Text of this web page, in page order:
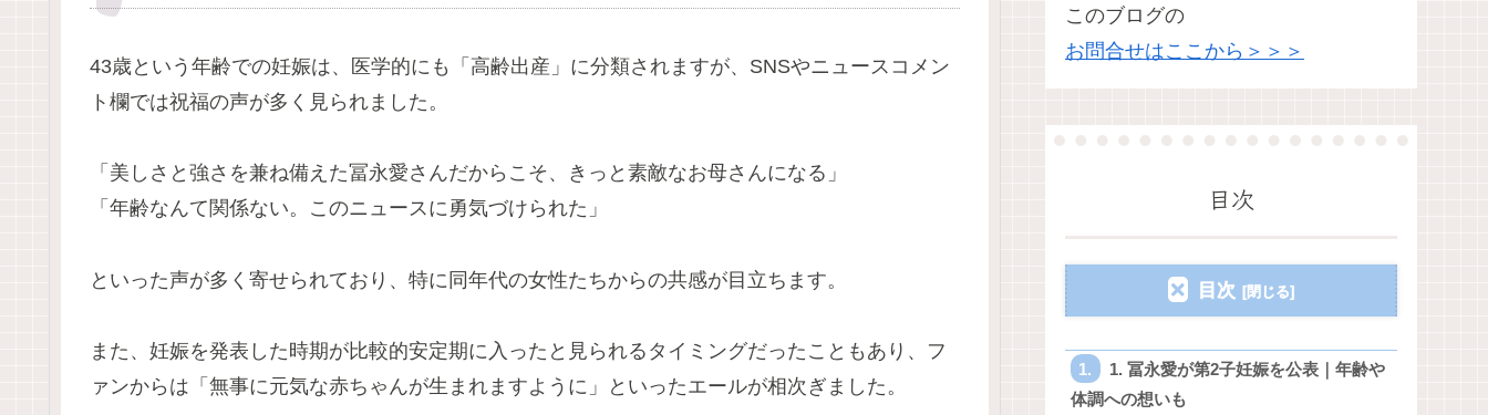
43歳という年齢での妊娠は、医学的にも「高齢出産」に分類されますが、SNSやニュースコメン
ト欄では祝福の声が多く見られました。
「美しさと強さを兼ね備えた冨永愛さんだからこそ、きっと素敵なお母さんになる」
「年齢なんて関係ない。このニュースに勇気づけられた」
といった声が多く寄せられており、特に同年代の女性たちからの共感が目立ちます。
また、妊娠を発表した時期が比較的安定期に入ったと見られるタイミングだったこともあり、フ
ァンからは「無事に元気な赤ちゃんが生まれますように」といったエールが相次ぎました。
このブログの
お問合せはここから＞＞＞
目次
目次
1. 冨永愛が第2子妊娠を公表｜年齢や
体調への想いも